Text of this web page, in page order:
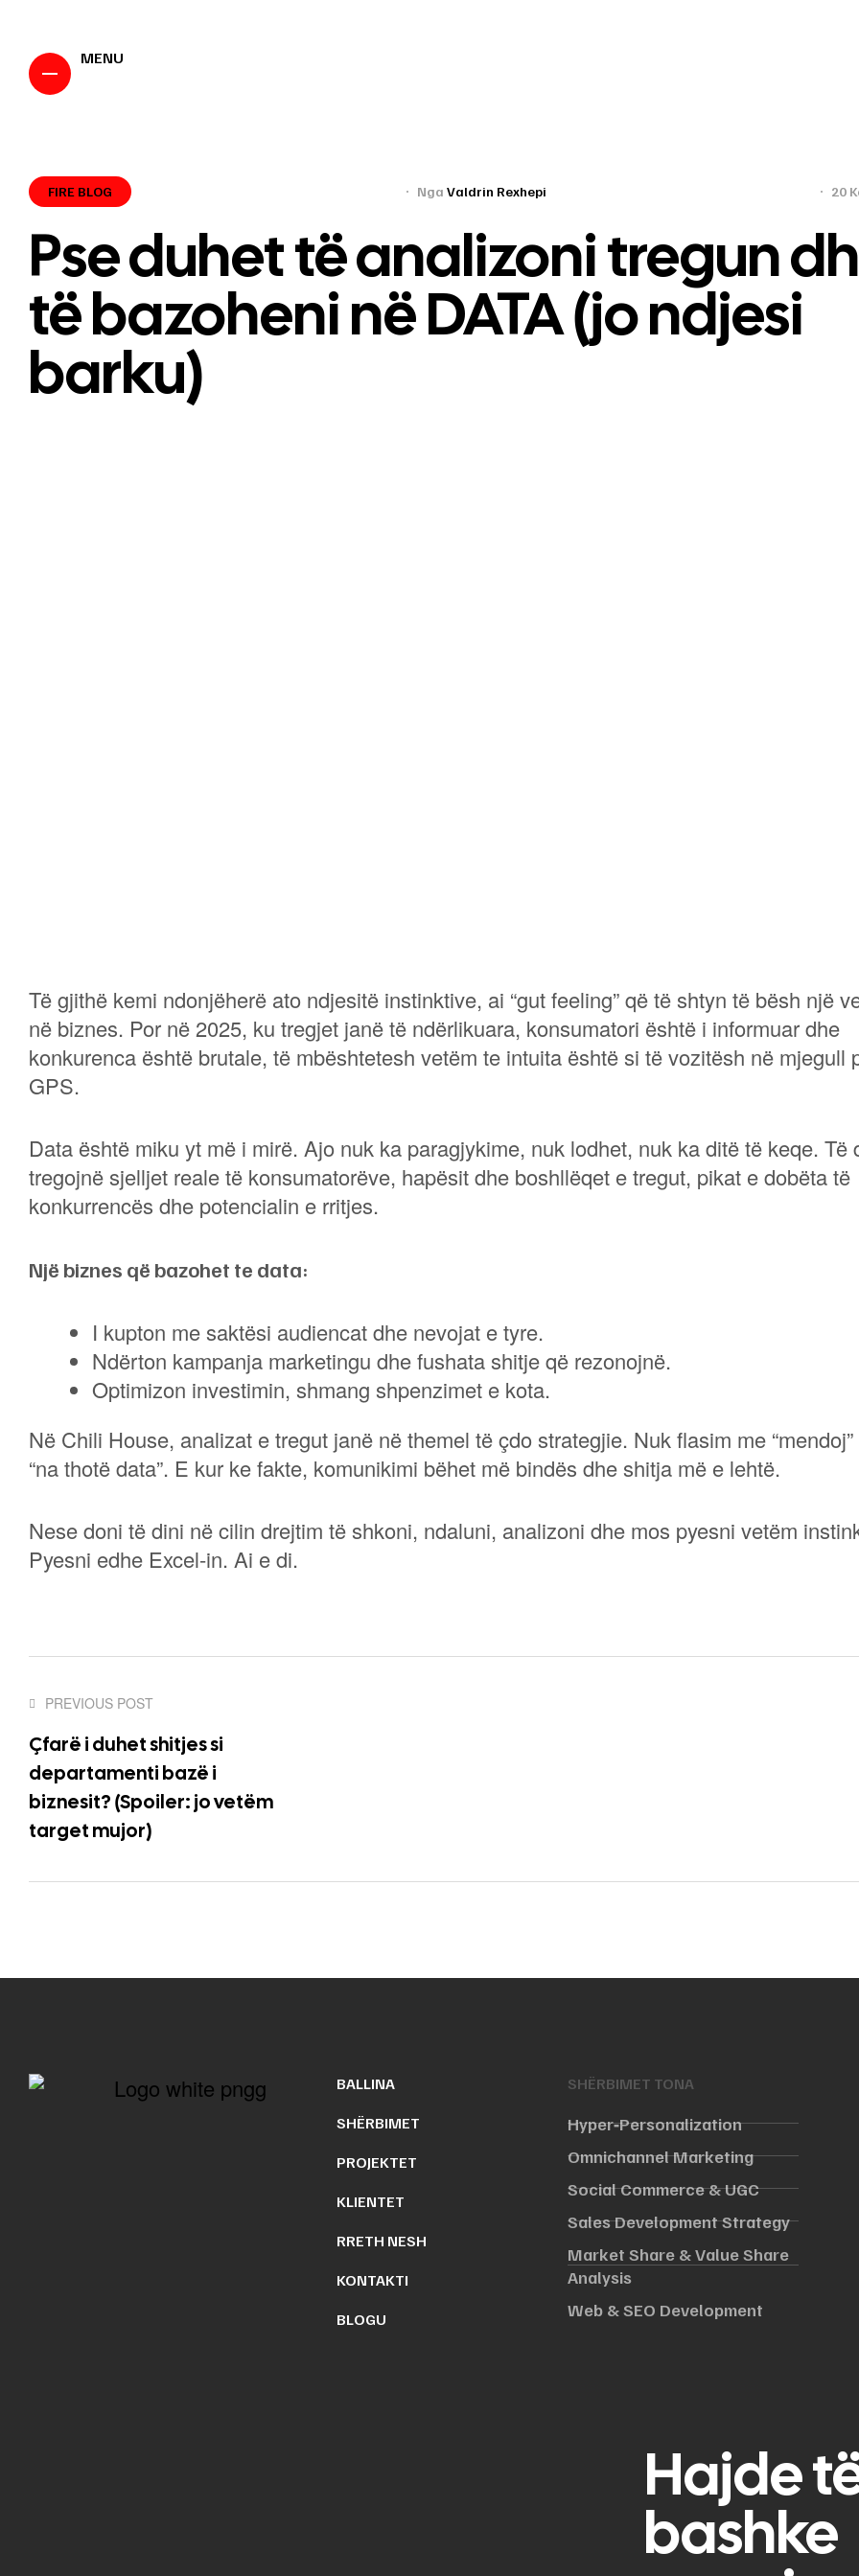
MENU
20
Nga Valdrin Rexhepi
FIRE BLOG
Pse duhet të analizoni tregun
të bazoheni në DATA (jo ndjesi
barku)
Të gjithë kemi ndonjëherë ato ndjesitë instinktive, ai “gut feeling” që të shtyn të bësh një
në biznes. Por në 2025, ku tregjet janë të ndërlikuara, konsumatori është i informuar dhe
konkurenca është brutale, të mbështetesh vetëm te intuita është si të vozitësh në mjegull
GPS.
Data është miku yt më i mirë. Ajo nuk ka paragjykime, nuk lodhet, nuk ka ditë të keqe. Të
tregojnë sjelljet reale të konsumatorëve, hapësit dhe boshllëqet e tregut, pikat e dobëta të
konkurrencës dhe potencialin e rritjes.
Një biznes që bazohet te data:
I kupton me saktësi audiencat dhe nevojat e tyre.
Ndërton kampanja marketingu dhe fushata shitje që rezonojnë.
Optimizon investimin, shmang shpenzimet e kota.
Në Chili House, analizat e tregut janë në themel të çdo strategjie. Nuk flasim me
“na thotë data”. E kur ke fakte, komunikimi bëhet më bindës dhe shitja më e lehtë.
Nese doni të dini në cilin drejtim të shkoni, ndaluni, analizoni dhe mos pyesni vetëm
Pyesni edhe Excel-in. Ai e di.
PREVIOUS POST
Çfarë i duhet shitjes si
departamenti bazë i
biznesit? (Spoiler: jo vetëm
target mujor)
BALLINA
SHËRBIMET
PROJEKTET
KLIENTET
RRETH NESH
KONTAKTI
BLOGU
SHËRBIMET TONA
Hyper‑Personalization
Omnichannel Marketing
Social Commerce & UGC
Sales Development Strategy
Market Share & Value Share
Analysis
Web & SEO Development
Hajde
bashke